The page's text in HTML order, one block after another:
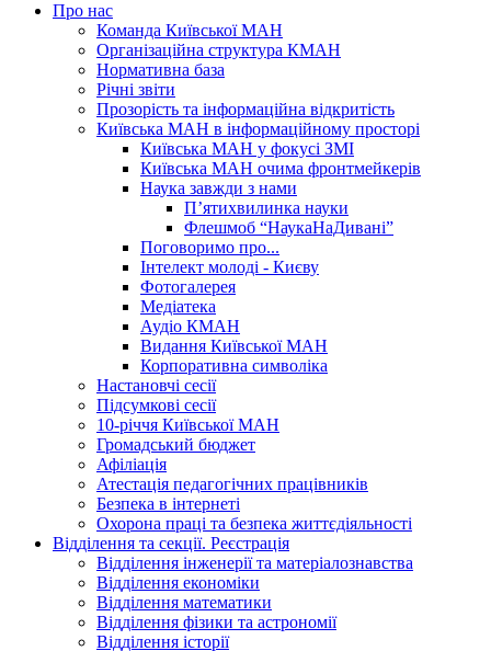
Про нас
Команда Київської МАН
Організаційна структура КМАН
Нормативна база
Річні звіти
Прозорість та інформаційна відкритість
Київська МАН в інформаційному просторі
Київська МАН у фокусі ЗМІ
Київська МАН очима фронтмейкерів
Наука завжди з нами
П’ятихвилинка науки
Флешмоб “НаукаНаДивані”
Поговоримо про...
Інтелект молоді - Києву
Фотогалерея
Медіатека
Аудіо КМАН
Видання Київської МАН
Корпоративна символіка
Настановчі сесії
Підсумкові сесії
10-річчя Київської МАН
Громадський бюджет
Афіліація
Атестація педагогічних працівників
Безпека в інтернеті
Охорона праці та безпека життєдіяльності
Відділення та секції. Реєстрація
Відділення інженерії та матеріалознавства
Відділення економіки
Відділення математики
Відділення фізики та астрономії
Відділення історії